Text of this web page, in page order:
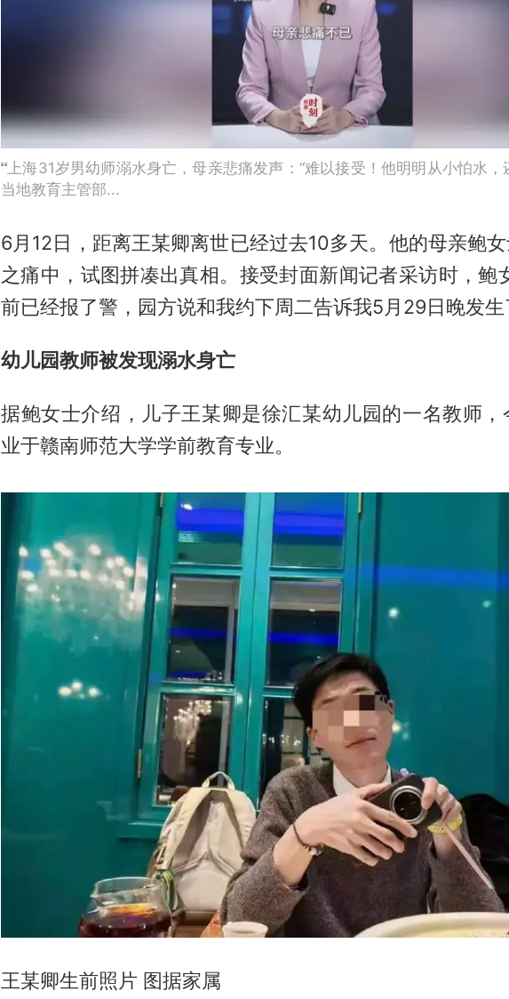
上海31岁男幼师溺水身亡，母亲悲痛发声：“难以接受！他明明从小怕水，
当地教育主管部...
6月12日，距离王某卿离世已经过去10多天。他的母亲鲍
之痛中，试图拼凑出真相。接受封面新闻记者采访时，鲍
前已经报了警，园方说和我约下周二告诉我5月29日晚发生
幼儿园教师被发现溺水身亡
据鲍女士介绍，儿子王某卿是徐汇某幼儿园的一名教师，
业于赣南师范大学学前教育专业。
王某卿生前照片 图据家属